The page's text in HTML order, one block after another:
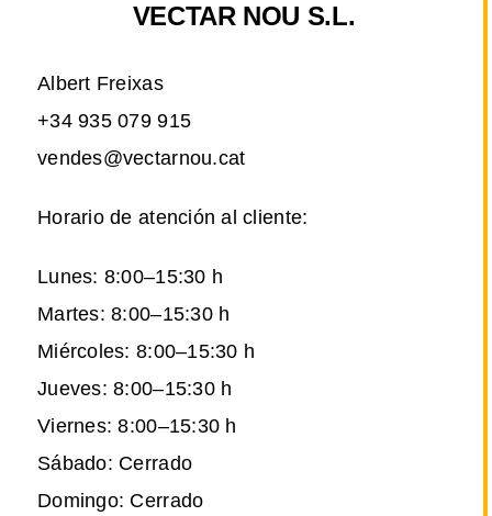
VECTAR NOU S.L.
Albert Freixas
+34 935 079 915
vendes@vectarnou.cat
Horario de atención al cliente:
Lunes: 8:00–15:30 h
Martes: 8:00–15:30 h
Miércoles: 8:00–15:30 h
Jueves: 8:00–15:30 h
Viernes: 8:00–15:30 h
Sábado: Cerrado
Domingo: Cerrado